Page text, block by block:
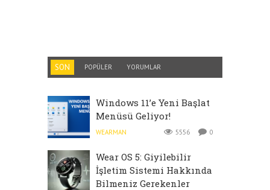
SON POPÜLER YORUMLAR
Windows 11’e Yeni Başlat
Menüsü Geliyor!
WEARMAN 5556 0
Wear OS 5: Giyilebilir
İşletim Sistemi Hakkında
Bilmeniz Gerekenler